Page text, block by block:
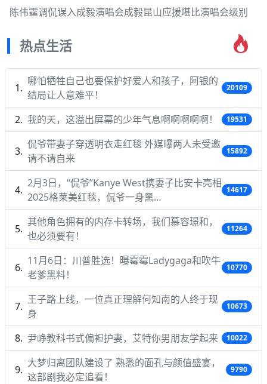
陈伟霆调侃误入成毅演唱会成毅昆山应援堪比演唱会级别
热点生活
哪怕牺牲自己也要保护好爱人和孩子，阿银的
结局让人意难平！
20109
我的天，这溢出屏幕的少年气息啊啊啊啊啊！ 19531
侃爷带妻子穿透明衣走红毯 外媒曝两人未受邀
请不请自来
15892
2月3日，“侃爷”Kanye West携妻子比安卡亮相
2025格莱美红毯，侃爷一身黑…
14617
其他角色拥有的内存卡转场，我们慕容璟和，
也必须要有！
11264
11月6日：川普胜选！曝霉霉Ladygaga和吹牛
老爹黑料！
10770
王子路上线，一位真正理解何知南的人终于现
身
10673
尹峥教科书式偏袒护妻，艾特你男朋友学起来 10022
大梦归离团队建设了 熟悉的面孔与颜值盛宴，
这部剧我必定追看！
9790